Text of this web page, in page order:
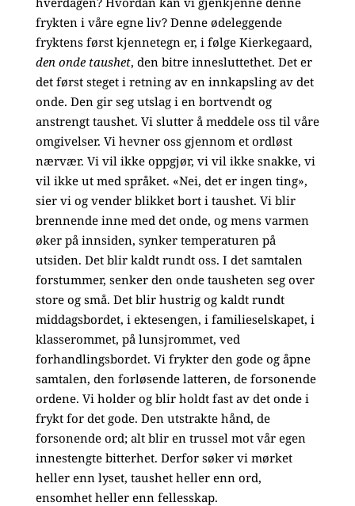
frykten i våre egne liv? Denne ødeleggende
fryktens først kjennetegn er, i følge Kierkegaard,
den onde taushet, den bitre innesluttethet. Det er
det først steget i retning av en innkapsling av det
onde. Den gir seg utslag i en bortvendt og
anstrengt taushet. Vi slutter å meddele oss til våre
omgivelser. Vi hevner oss gjennom et ordløst
nærvær. Vi vil ikke oppgjør, vi vil ikke snakke, vi
vil ikke ut med språket. «Nei, det er ingen ting»,
sier vi og vender blikket bort i taushet. Vi blir
brennende inne med det onde, og mens varmen
øker på innsiden, synker temperaturen på
utsiden. Det blir kaldt rundt oss. I det samtalen
forstummer, senker den onde tausheten seg over
store og små. Det blir hustrig og kaldt rundt
middagsbordet, i ektesengen, i familieselskapet, i
klasserommet, på lunsjrommet, ved
forhandlingsbordet. Vi frykter den gode og åpne
samtalen, den forløsende latteren, de forsonende
ordene. Vi holder og blir holdt fast av det onde i
frykt for det gode. Den utstrakte hånd, de
forsonende ord; alt blir en trussel mot vår egen
innestengte bitterhet. Derfor søker vi mørket
heller enn lyset, taushet heller enn ord,
ensomhet heller enn fellesskap.